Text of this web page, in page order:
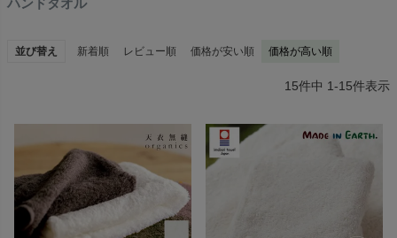
ハンドタオル
並び替え 新着順 レビュー順 価格が安い順 価格が高い順
15件中 1-15件表示